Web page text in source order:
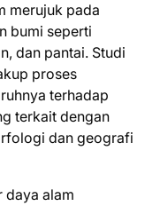
merujuk pada
bumi seperti
dan pantai. Studi
proses
terhadap
terkait dengan
dan geografi
daya alam